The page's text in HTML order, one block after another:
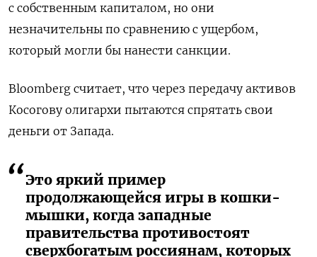
с собственным капиталом, но они
незначительны по сравнению с ущербом,
который могли бы нанести санкции.
Bloomberg считает, что через передачу активов
Косогову олигархи пытаются спрятать свои
деньги от Запада.
Это яркий пример
продолжающейся игры в кошки-
мышки, когда западные
правительства противостоят
сверхбогатым россиянам, которых